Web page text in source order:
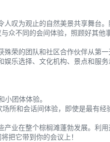
叹为观止的自然美景共享舞台
众不同的会间体验，照顾好其他事
荣的团队和社区合作伙伴从第
乐选择、文化机构、景点和服
团体体验。
所和会话间体验，即使是最有
业在整个棕榈滩蓬勃发展。利
把它带到你的会议上！